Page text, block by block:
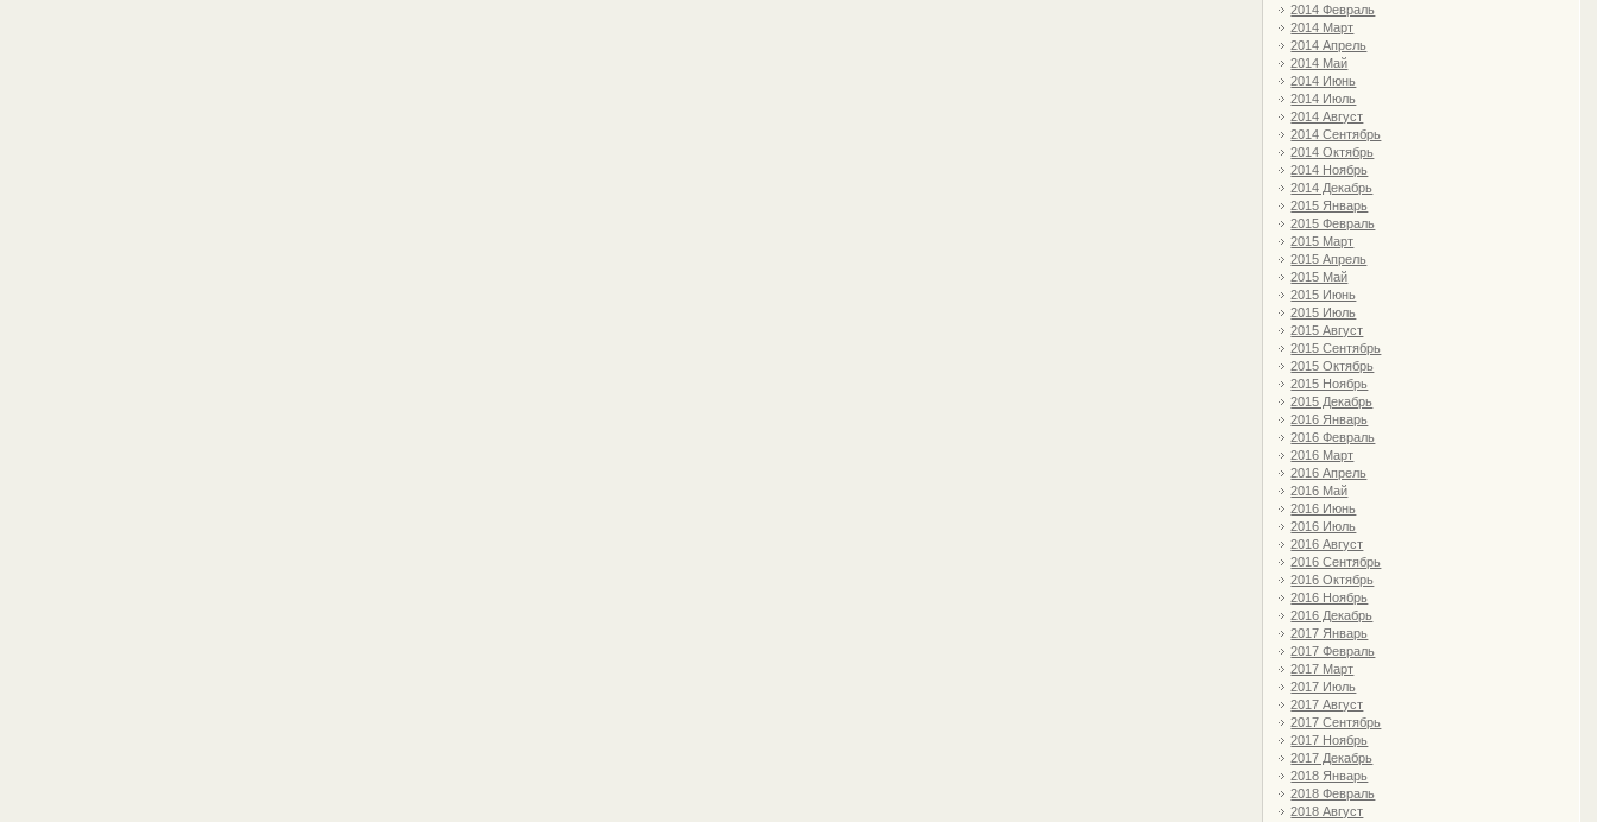
2014 Февраль
2014 Март
2014 Апрель
2014 Май
2014 Июнь
2014 Июль
2014 Август
2014 Сентябрь
2014 Октябрь
2014 Ноябрь
2014 Декабрь
2015 Январь
2015 Февраль
2015 Март
2015 Апрель
2015 Май
2015 Июнь
2015 Июль
2015 Август
2015 Сентябрь
2015 Октябрь
2015 Ноябрь
2015 Декабрь
2016 Январь
2016 Февраль
2016 Март
2016 Апрель
2016 Май
2016 Июнь
2016 Июль
2016 Август
2016 Сентябрь
2016 Октябрь
2016 Ноябрь
2016 Декабрь
2017 Январь
2017 Февраль
2017 Март
2017 Июль
2017 Август
2017 Сентябрь
2017 Ноябрь
2017 Декабрь
2018 Январь
2018 Февраль
2018 Август